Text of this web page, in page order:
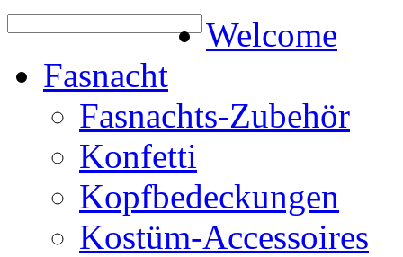
Welcome
Fasnacht
Fasnachts-Zubehör
Konfetti
Kopfbedeckungen
Kostüm-Accessoires